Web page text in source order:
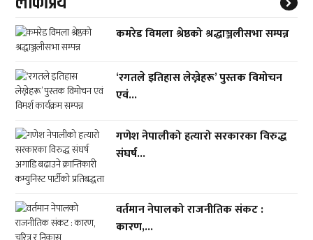
कमरेड विमला श्रेष्ठको श्रद्धाञ्जलीसभा सम्पन्न
‘रगतले इतिहास लेख्नेहरू’ पुस्तक विमोचन
एवं...
गणेश नेपालीको हत्यारो सरकारका विरुद्ध
संघर्ष...
वर्तमान नेपालको राजनीतिक संकट :
कारण,...